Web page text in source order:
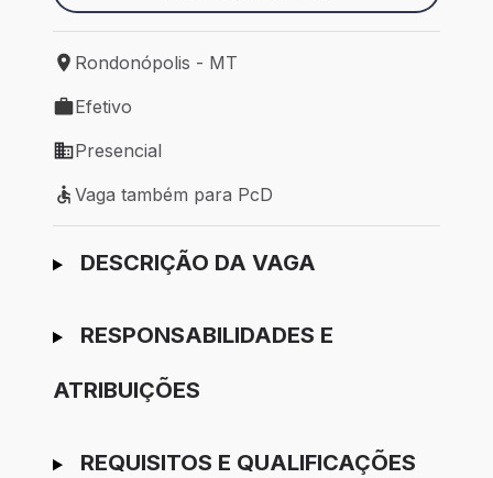
Local de trabalho: Rondonópolis - MT
Rondonópolis - MT
Tipo de vaga: Efetivo
Efetivo
Modelo de trabalho: Presencial
Presencial
Vaga também para PcD
Vaga também para PcD
Ir para candidatura
DESCRIÇÃO DA VAGA
RESPONSABILIDADES E
ATRIBUIÇÕES
REQUISITOS E QUALIFICAÇÕES